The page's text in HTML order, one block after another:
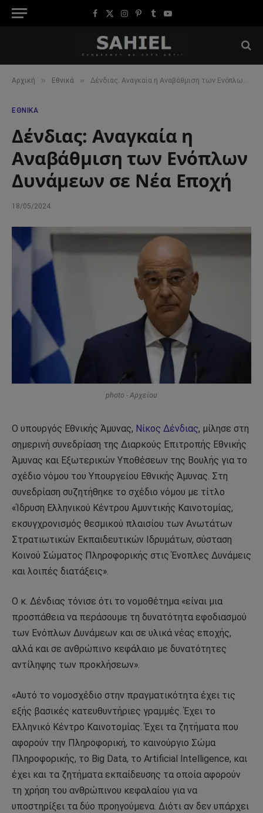
Facebook
X
Instagram
Pinterest
TumblrYouTube
Αρχική » Εθνικά » Δένδιας: Αναγκαία η Αναβάθμιση των Ενόπλων Δυνάμεων σε Νέα Εποχή
ΕΘΝΙΚΆ
Δένδιας: Αναγκαία η
Αναβάθμιση των Ενόπλων
Δυνάμεων σε Νέα Εποχή
18/05/2024
photo - Αρχείου
Ο υπουργός Εθνικής Άμυνας, Νίκος Δένδιας, μίλησε στη
σημερινή συνεδρίαση της Διαρκούς Επιτροπής Εθνικής
Άμυνας και Εξωτερικών Υποθέσεων της Βουλής για το
σχέδιο νόμου του Υπουργείου Εθνικής Άμυνας. Στη
συνεδρίαση συζητήθηκε το σχέδιο νόμου με τίτλο
«Ίδρυση Ελληνικού Κέντρου Αμυντικής Καινοτομίας,
εκσυγχρονισμός θεσμικού πλαισίου των Ανωτάτων
Στρατιωτικών Εκπαιδευτικών Ιδρυμάτων, σύσταση
Κοινού Σώματος Πληροφορικής στις Ένοπλες Δυνάμεις
και λοιπές διατάξεις».
Ο κ. Δένδιας τόνισε ότι το νομοθέτημα «είναι μια
προσπάθεια να περάσουμε τη δυνατότητα εφοδιασμού
των Ενόπλων Δυνάμεων και σε υλικά νέας εποχής,
αλλά και σε ανθρώπινο κεφάλαιο με δυνατότητες
αντίληψης των προκλήσεων».
«Αυτό το νομοσχέδιο στην πραγματικότητα έχει τις
εξής βασικές κατευθυντήριες γραμμές. Έχει το
Ελληνικό Κέντρο Καινοτομίας. Έχει τα ζητήματα που
αφορούν την Πληροφορική, το καινούργιο Σώμα
Πληροφορικής, το Big Data, το Artificial Intelligence, και
έχει και τα ζητήματα εκπαίδευσης τα οποία αφορούν
τη χρήση του ανθρώπινου κεφαλαίου για να
υποστηρίξει τα δύο προηγούμενα. Διότι αν δεν υπάρχει